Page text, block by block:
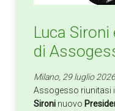
Luca
di
Milano, 29 luglio 2026
Assogesso riunitasi
Sironi nuovo